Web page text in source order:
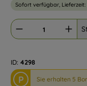
Sofort verfügbar, Lieferzeit:
Produkt Anzahl: Gib den
ID: 4298
P Sie erhalten 5